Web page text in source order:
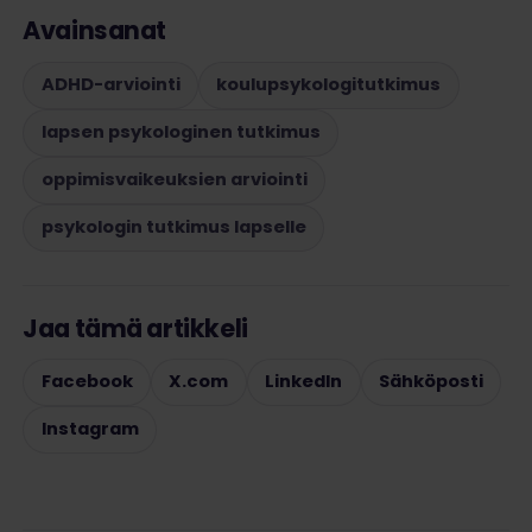
Avainsanat
ADHD-arviointi
koulupsykologitutkimus
lapsen psykologinen tutkimus
oppimisvaikeuksien arviointi
psykologin tutkimus lapselle
Jaa tämä artikkeli
Facebook X.com LinkedIn
Sähköposti
Instagram